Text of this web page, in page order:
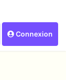
Connexion